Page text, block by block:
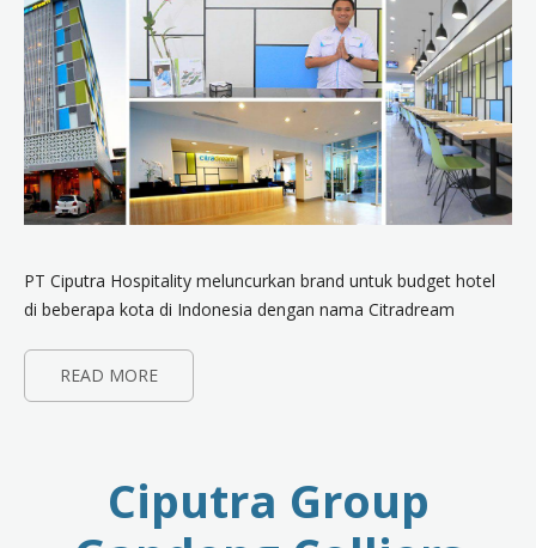
PT Ciputra Hospitality meluncurkan brand untuk budget hotel
di beberapa kota di Indonesia dengan nama Citradream
READ MORE
Ciputra Group